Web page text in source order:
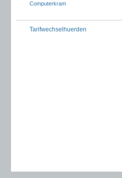
Computerkram
Tarifwechselhuerden